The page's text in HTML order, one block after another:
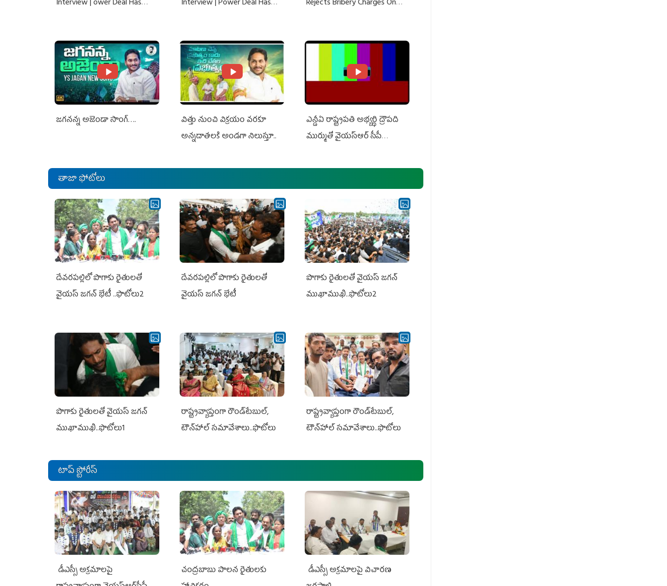
జగనన్న అజెండా సాంగ్….
విత్తు నుంచి విక్రయం వరకూ
అన్నదాతలకి అండగా నిలుస్తూ..
ఎన్డీఏ రాష్ట్ర‌ప‌తి అభ్య‌ర్థి ద్రౌప‌ది
ముర్ముతో వైయ‌స్ఆర్ సీపీ
ఎమ్మెల్యేలు, ఎంపీల స‌మావేశం
తాజా ఫోటోలు
దేవరపల్లిలో పొగాకు రైతులతో
వైయస్ జగన్ భేటీ ..ఫొటోలు2
దేవరపల్లిలో పొగాకు రైతులతో
వైయస్ జగన్ భేటీ
పొగాకు రైతుల‌తో వైయ‌స్ జ‌గ‌న్
ముఖాముఖి..ఫొటోలు2
పొగాకు రైతుల‌తో వైయ‌స్ జ‌గ‌న్
ముఖాముఖి..ఫొటోలు1
రాష్ట్రవ్యాప్తంగా రౌండ్‌టేబుల్‌,
టౌన్‌హాల్‌ సమావేశాలు..ఫొటోలు
రాష్ట్రవ్యాప్తంగా రౌండ్‌టేబుల్‌,
టౌన్‌హాల్‌ సమావేశాలు..ఫొటోలు
టాప్ స్టోరీస్
డీఎస్సీ అక్రమాలపై
చంద్రబాబు పాలన రైతులకు
డీఎస్సీ అక్రమాలపై విచారణ